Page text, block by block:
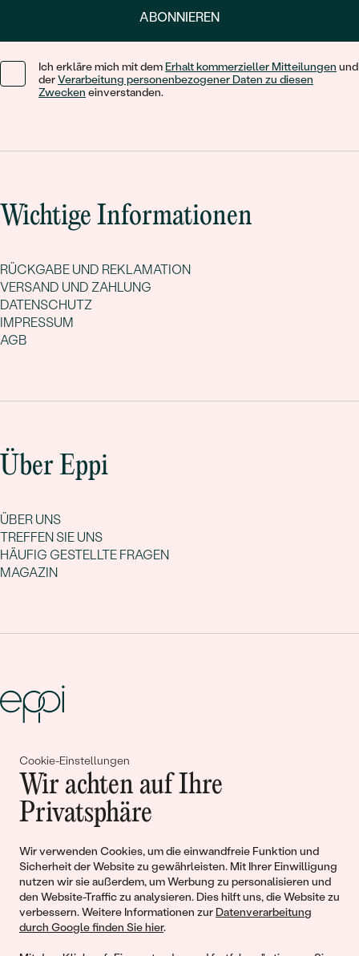
Cookie-Einstellungen
Wir achten auf Ihre
Privatsphäre
Wir verwenden Cookies, um die einwandfreie Funktion und
Sicherheit der Website zu gewährleisten. Mit Ihrer Einwilligung
nutzen wir sie außerdem, um Werbung zu personalisieren und
den Website-Traffic zu analysieren. Dies hilft uns, die Website zu
verbessern. Weitere Informationen zur Datenverarbeitung
durch Google finden Sie hier.
ABONNIEREN
Ich erkläre mich mit dem Erhalt kommerzieller Mitteilungen und
derVerarbeitung personenbezogener Daten zu diesen
Zwecken einverstanden.
Wichtige Informationen
RÜCKGABE UND REKLAMATION
VERSAND UND ZAHLUNG
DATENSCHUTZ
IMPRESSUM
AGB
Über Eppi
ÜBER UNS
TREFFEN SIE UNS
HÄUFIG GESTELLTE FRAGEN
MAGAZIN
Gemeinsam erschaffen wir
Geschichten von Schönheit und
Liebe
Begleiten Sie uns!